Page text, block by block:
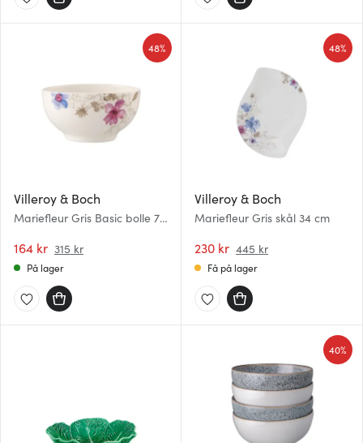
Villeroy & Boch
Mariefleur Gris Basic bolle 75
164 kr 315 kr
48%
På lager
Villeroy & Boch
Mariefleur Gris skål 34 cm
230 kr 445 kr
48%
Få på lager
40%